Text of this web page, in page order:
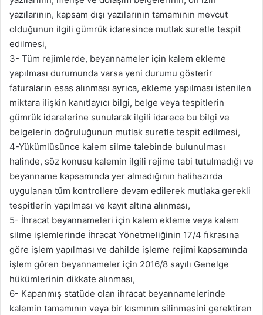
yazılarının, kapsam dışı yazılarının tamamının mevcut
olduğunun ilgili gümrük idaresince mutlak suretle tespit
edilmesi,
3- Tüm rejimlerde, beyannameler için kalem ekleme
yapılması durumunda varsa yeni durumu gösterir
faturaların esas alınması ayrıca, ekleme yapılması istenilen
miktara ilişkin kanıtlayıcı bilgi, belge veya tespitlerin
gümrük idarelerine sunularak ilgili idarece bu bilgi ve
belgelerin doğruluğunun mutlak suretle tespit edilmesi,
4-Yükümlüsünce kalem silme talebinde bulunulması
halinde, söz konusu kalemin ilgili rejime tabi tutulmadığı ve
beyanname kapsamında yer almadığının halihazırda
uygulanan tüm kontrollere devam edilerek mutlaka gerekli
tespitlerin yapılması ve kayıt altına alınması,
5- İhracat beyannameleri için kalem ekleme veya kalem
silme işlemlerinde İhracat Yönetmeliğinin 17/4 fıkrasına
göre işlem yapılması ve dahilde işleme rejimi kapsamında
işlem gören beyannameler için 2016/8 sayılı Genelge
hükümlerinin dikkate alınması,
6- Kapanmış statüde olan ihracat beyannamelerinde
kalemin tamamının veya bir kısmının silinmesini gerektiren